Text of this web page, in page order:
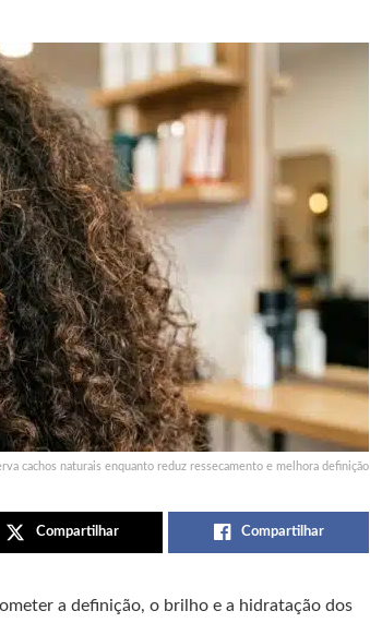
cachos naturais enquanto reduz ressecamento e melhora definição
Compartilhar Compartilhar
a definição, o brilho e a hidratação dos